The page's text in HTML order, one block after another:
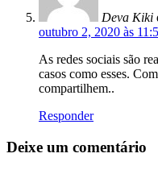
Deva Kiki
outubro 2, 2020 às
As redes sociais são
casos como esses.
compartilhem..
Responder
Deixe um comentário